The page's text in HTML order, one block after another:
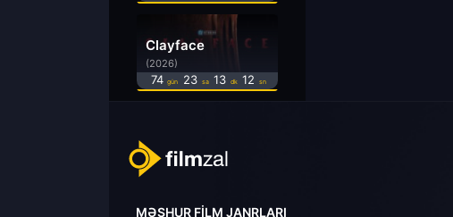
Clayface
(2026)
74 gün 23 sa 13 dk 12 sn
MƏŞHUR FILM JANRLARI